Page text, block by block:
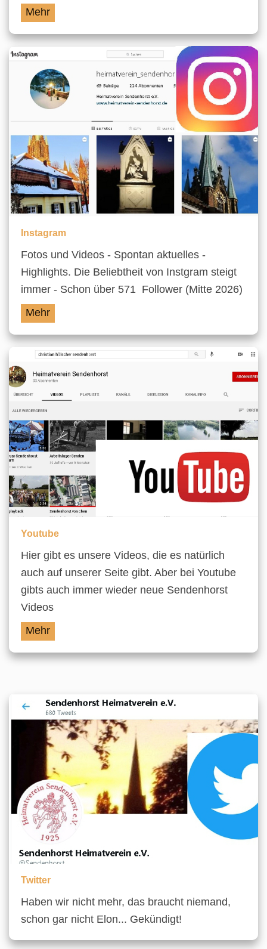
Mehr
Instagram
Fotos und Videos - Spontan aktuelles -
Highlights. Die Beliebtheit von Instgram steigt
immer - Schon über 571 Follower (Mitte 2026)
Mehr
Youtube
Hier gibt es unsere Videos, die es natürlich
auch auf unserer Seite gibt. Aber bei Youtube
gibts auch immer wieder neue Sendenhorst
Videos
Mehr
Twitter
Haben wir nicht mehr, das braucht niemand,
schon gar nicht Elon... Gekündigt!